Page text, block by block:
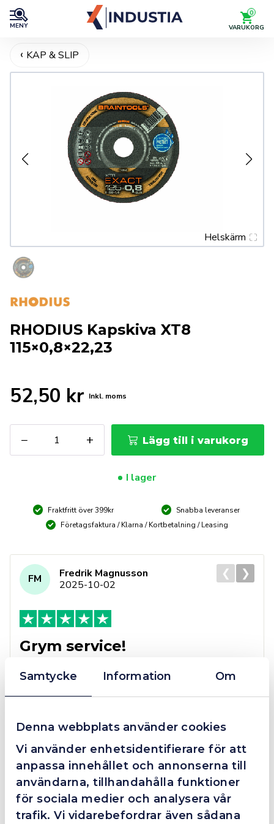
Samtycke Information Om
Denna webbplats använder cookies
Vi använder enhetsidentifierare för att
anpassa innehållet och annonserna till
användarna, tillhandahålla funktioner
för sociala medier och analysera vår
trafik. Vi vidarebefordrar även sådana
MENY
0
VARUKORG
KAP & SLIP
Helskärm
RHODIUS Kapskiva XT8
115×0,8×22,23
52,50 kr Inkl. moms
−
Kapskiva
XT8
+ Lägg till i varukorg
I lager
Fraktfritt över 399kr
Snabba leveranser
Företagsfaktura / Klarna / Kortbetalning / Leasing
4.4 10 Reviews
FM
Fredrik Magnusson
2025-10-02
Grym service!
Trots en billigare order, som det blev lite strul med,
så agerade dom blixtsnabbt och löste det långt över
en extra guldstjärna.
❮ ❯